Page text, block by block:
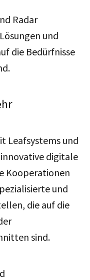
Radar
und
die Bedürfnisse
Leafsystems und
digitale
Kooperationen
und
die auf die
sind.